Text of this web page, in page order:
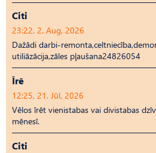
Citi
23:22, 2. Aug, 2026
Dažādi darbi-
utiliāzācija,zāles pļaušana24826054
Īrē
12:25, 21. Jūl, 2026
Vēlos īrēt vienistabas vai divistabas
mēnesī.
Citi